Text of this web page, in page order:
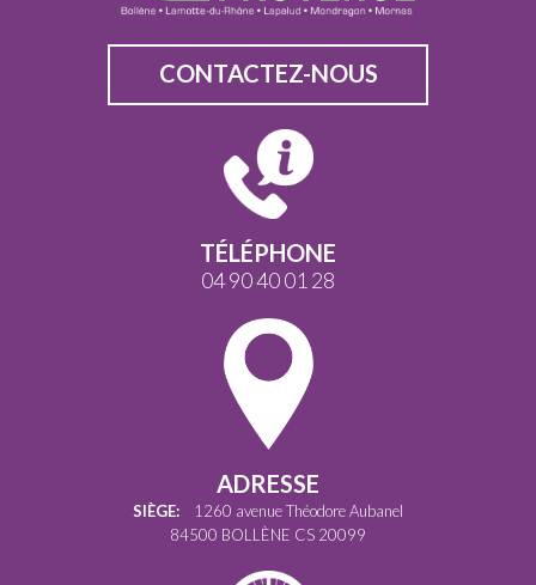
CONTACTEZ-NOUS
TÉLÉPHONE
04 90 40 01 28
ADRESSE
SIÈGE: 1260 avenue Théodore Aubanel
84500 BOLLÈNE CS 20099